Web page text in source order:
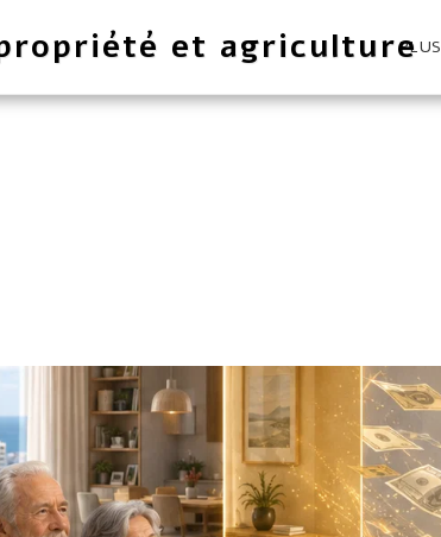
et agriculturePLUS